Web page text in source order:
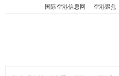
国际空港信息网 - 空港聚焦